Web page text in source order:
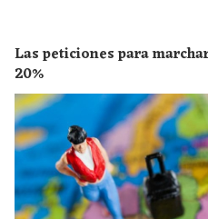
Las peticiones para
20%